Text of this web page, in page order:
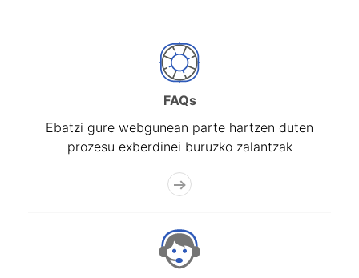
FAQs
Ebatzi gure webgunean parte hartzen duten
prozesu exberdinei buruzko zalantzak